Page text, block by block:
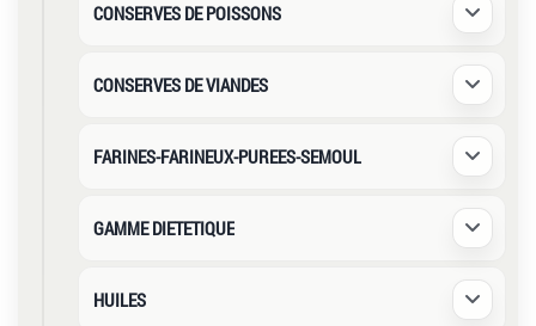
CONSERVES DE POISSONS Déplier
CONSERVES DE VIANDES Déplier
FARINES-FARINEUX-PUREES-SEMOUL Déplier
GAMME DIETETIQUE Déplier
HUILES Déplier